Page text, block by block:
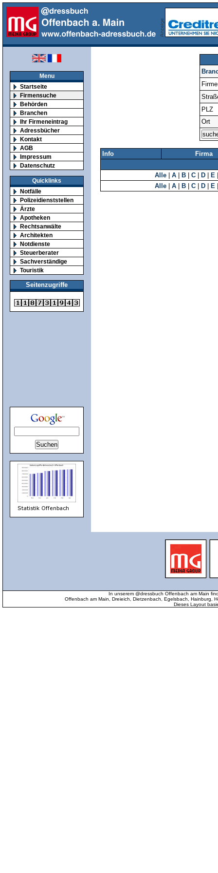
Menu
Startseite
Firmensuche
Behörden
Branchen
Ihr Firmeneintrag
Adressbücher
Kontakt
AGB
Impressum
Datenschutz
Quicklinks
Notfälle
Polizeidienststellen
Ärzte
Apotheken
Rechtsanwälte
Architekten
Notdienste
Steuerberater
Sachverständige
Touristik
Seitenzugriffe
PLZ
Ort
Info Firma
Alle A B C D E
Alle
A B C D E
In unserem @dressbuch Offenbach am Main
Offenbach am Main, Dreieich, Dietzenbach, Egelsbach, Hainburg,
Dieses Layout